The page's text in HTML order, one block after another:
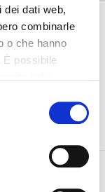
dei dati web,
combinarle
o che hanno
possibile
导者